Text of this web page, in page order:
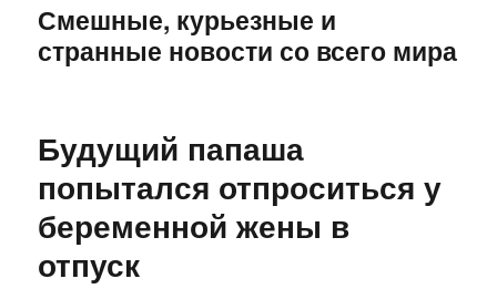
Смешные, курьезные и
странные новости со всего мира
Будущий папаша
попытался отпроситься у
беременной жены в
отпуск